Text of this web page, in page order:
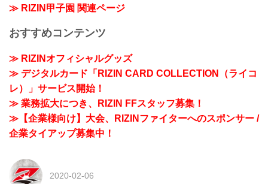
≫ RIZIN甲子園 関連ページ
おすすめコンテンツ
≫ RIZINオフィシャルグッズ
≫ デジタルカード「RIZIN CARD COLLECTION（ライコ
レ）」サービス開始！
≫ 業務拡大につき、RIZIN FFスタッフ募集！
≫【企業様向け】大会、RIZINファイターへのスポンサー /
企業タイアップ募集中！
2020-02-06